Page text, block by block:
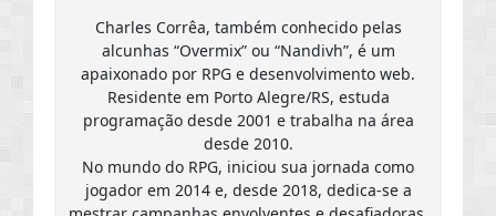
Charles Corrêa, também conhecido pelas
alcunhas “Overmix” ou “Nandivh”, é um
apaixonado por RPG e desenvolvimento web.
Residente em Porto Alegre/RS, estuda
programação desde 2001 e trabalha na área
desde 2010.
No mundo do RPG, iniciou sua jornada como
jogador em 2014 e, desde 2018, dedica-se a